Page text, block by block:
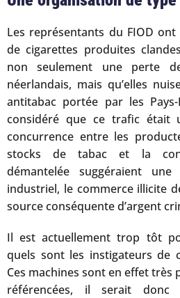
Les représentants du FIOD
de cigarettes produites
non seulement une perte
néerlandais, mais qu’elles
antitabac portée par les
considéré que ce trafic était
concurrence entre les
stocks de tabac et la
démantelée suggéraient
industriel, le commerce illicite
source conséquente d’argent
Il est actuellement trop tôt
quels sont les instigateurs de
Ces machines sont en effet très
référencées, il serait donc